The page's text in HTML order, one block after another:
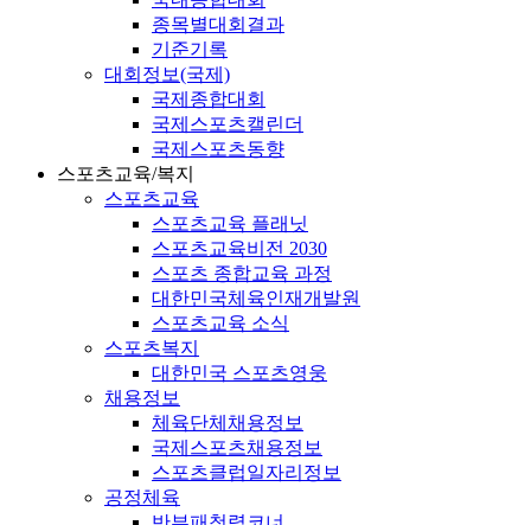
종목별대회결과
기준기록
대회정보(국제)
국제종합대회
국제스포츠캘린더
국제스포츠동향
스포츠교육/복지
스포츠교육
스포츠교육 플래닛
스포츠교육비전 2030
스포츠 종합교육 과정
대한민국체육인재개발원
스포츠교육 소식
스포츠복지
대한민국 스포츠영웅
채용정보
체육단체채용정보
국제스포츠채용정보
스포츠클럽일자리정보
공정체육